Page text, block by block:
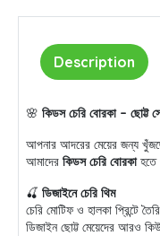
Description
🌸 কিডস চেরি বোরকা – ছোট্ট
আপনার আদরের মেয়ের জন্য
আমাদের কিডস চেরি বোরকাহতে
🍒 ডিজাইনে চেরি থিম
চেরি মোটিফ ও হালকা প্রিন্টে
ডিজাইন ছোট্ট মেয়েদের আরও